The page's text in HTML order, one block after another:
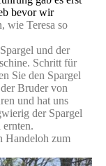
bevor wir
wie Teresa so
und der
Schritt für
Sie den Spargel
Bruder von
und hat uns
der Spargel
Handeloh zum